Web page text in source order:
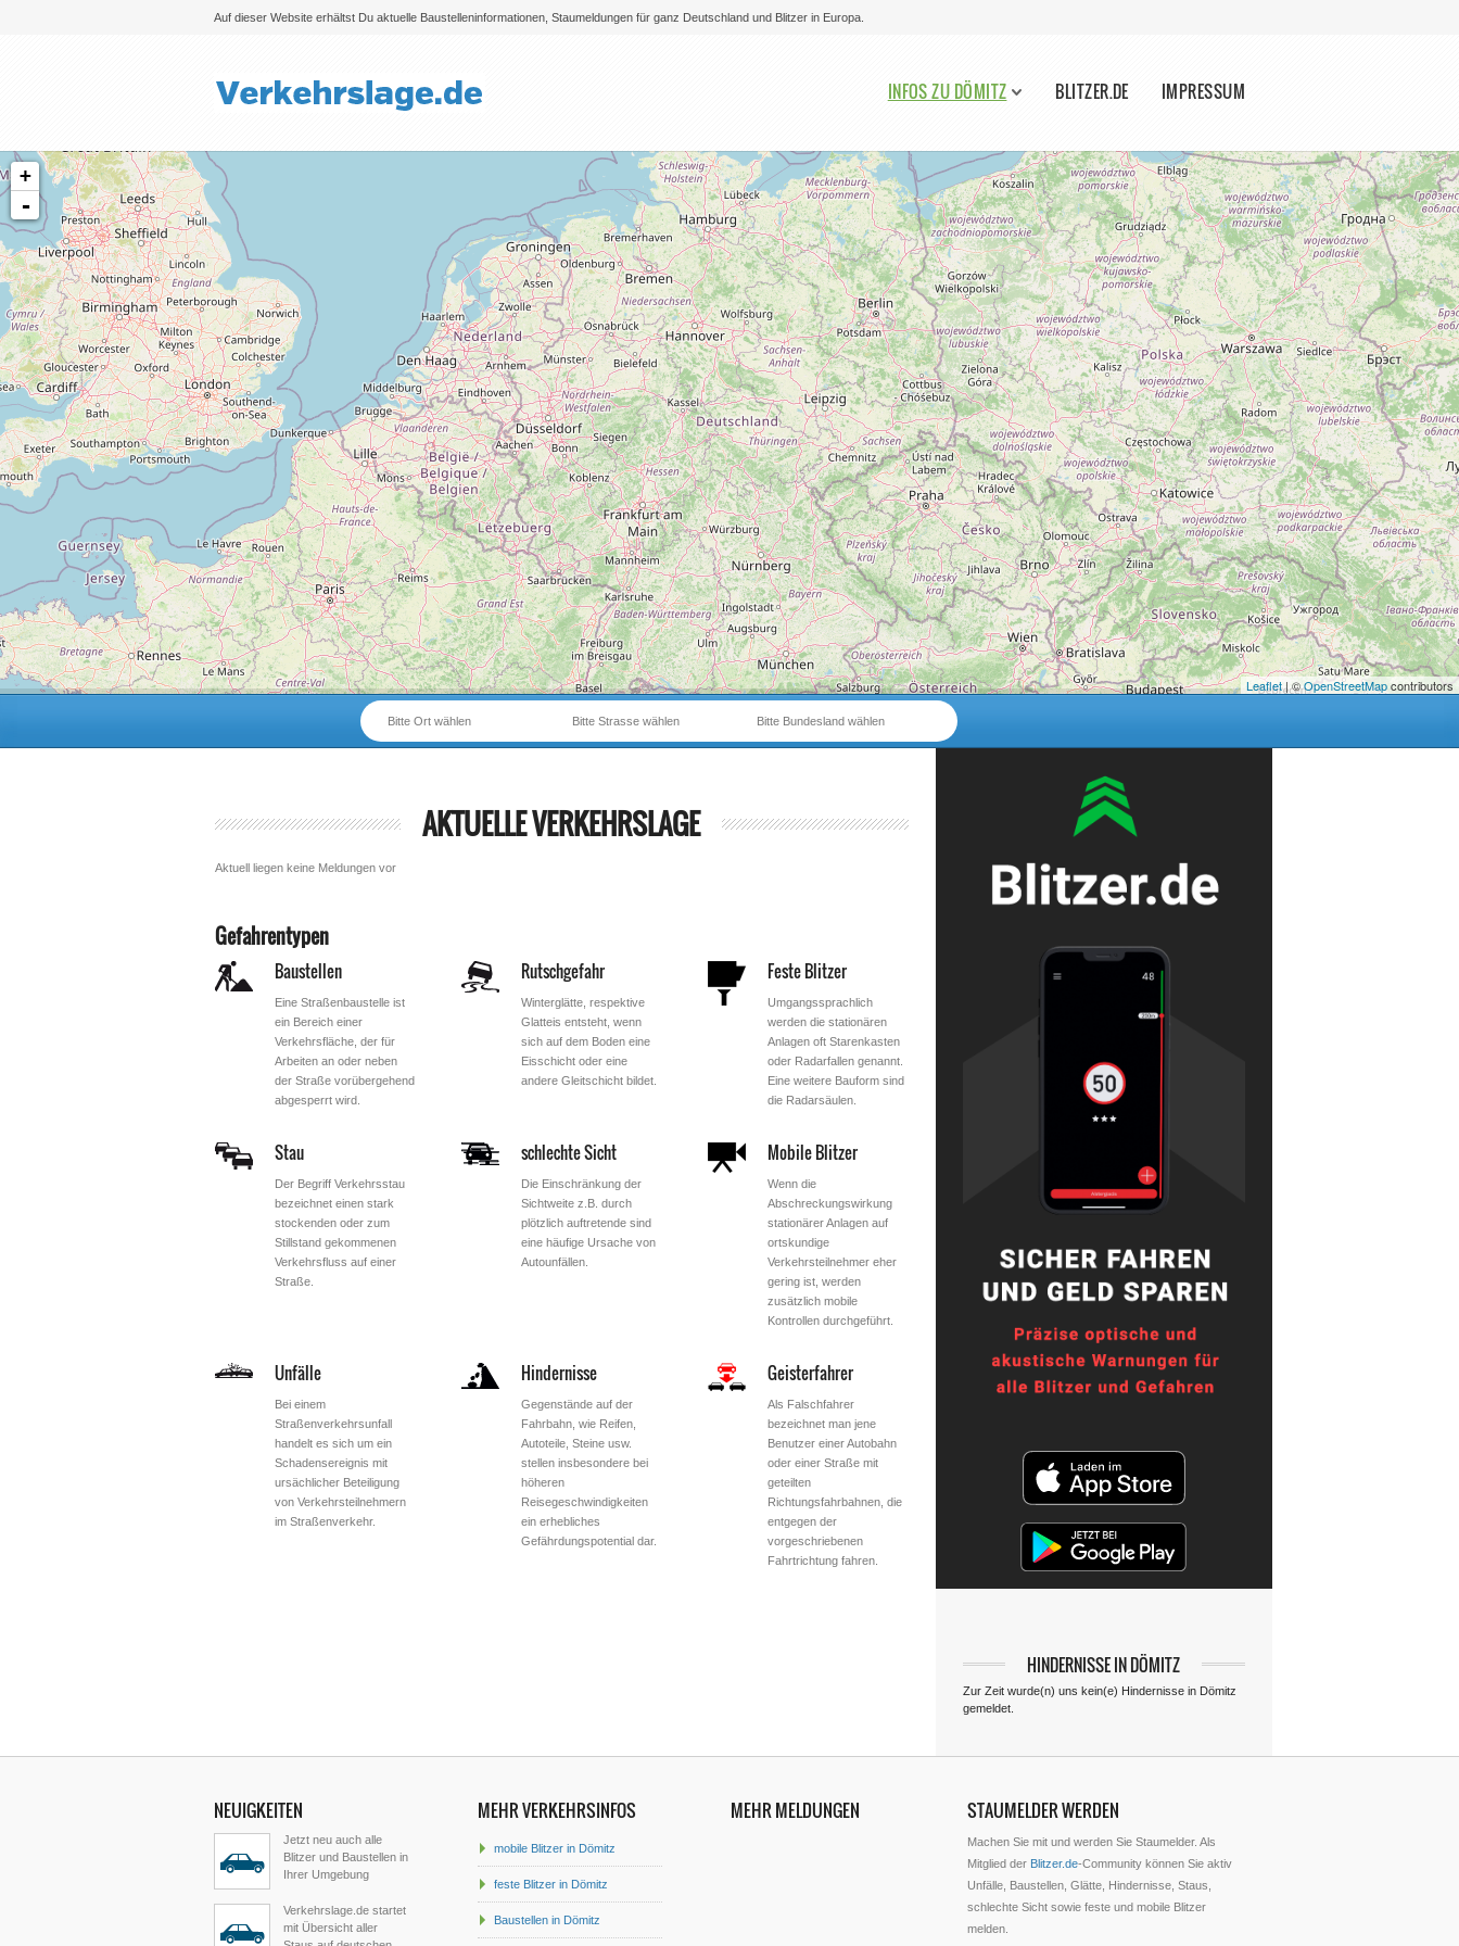
Auf dieser Website erhältst Du aktuelle Baustelleninformationen, Staumeldungen für ganz Deutschland und Blitzer in Europa.
Bitte auswählen
INFOS ZU DÖMITZ BLITZER.DE IMPRESSUM
+
-
Leaflet| ©OpenStreetMapcontributors
Bitte Bundesland wählen
Bitte Strasse wählen
Bitte Ort wählen
AKTUELLE VERKEHRSLAGE
Aktuell liegen keine Meldungen vor
Gefahrentypen
Baustellen
Eine Straßenbaustelle ist
ein Bereich einer
Verkehrsfläche, der für
Arbeiten an oder neben
der Straße vorübergehend
abgesperrt wird.
Rutschgefahr
Winterglätte, respektive
Glatteis entsteht, wenn
sich auf dem Boden eine
Eisschicht oder eine
andere Gleitschicht bildet.
Feste Blitzer
Umgangssprachlich
werden die stationären
Anlagen oft Starenkasten
oder Radarfallen genannt.
Eine weitere Bauform sind
die Radarsäulen.
Stau
Der Begriff Verkehrsstau
bezeichnet einen stark
stockenden oder zum
Stillstand gekommenen
Verkehrsfluss auf einer
Straße.
schlechte Sicht
Die Einschränkung der
Sichtweite z.B. durch
plötzlich auftretende sind
eine häufige Ursache von
Autounfällen.
Mobile Blitzer
Wenn die
Abschreckungswirkung
stationärer Anlagen auf
ortskundige
Verkehrsteilnehmer eher
gering ist, werden
zusätzlich mobile
Kontrollen durchgeführt.
Unfälle
Bei einem
Straßenverkehrsunfall
handelt es sich um ein
Schadensereignis mit
ursächlicher Beteiligung
von Verkehrsteilnehmern
im Straßenverkehr.
Hindernisse
Gegenstände auf der
Fahrbahn, wie Reifen,
Autoteile, Steine usw.
stellen insbesondere bei
höheren
Reisegeschwindigkeiten
ein erhebliches
Gefährdungspotential dar.
Geisterfahrer
Als Falschfahrer
bezeichnet man jene
Benutzer einer Autobahn
oder einer Straße mit
geteilten
Richtungsfahrbahnen, die
entgegen der
vorgeschriebenen
Fahrtrichtung fahren.
HINDERNISSE IN DÖMITZ
Zur Zeit wurde(n) uns kein(e) Hindernisse in Dömitz
gemeldet.
NEUIGKEITEN
Jetzt neu auch alle
Blitzer und Baustellen in
Ihrer Umgebung
Verkehrslage.de startet
mit Übersicht aller
MEHR VERKEHRSINFOS
mobile Blitzer in Dömitz
feste Blitzer in Dömitz
Baustellen in Dömitz
MEHR MELDUNGEN STAUMELDER WERDEN
Machen Sie mit und werden Sie Staumelder. Als
Mitglied der Blitzer.de-Community können Sie aktiv
Unfälle, Baustellen, Glätte, Hindernisse, Staus,
schlechte Sicht sowie feste und mobile Blitzer
melden.